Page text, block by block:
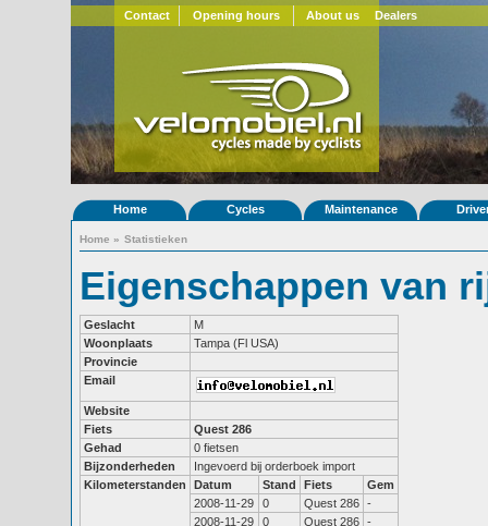
Contact Opening hours About us Dealers
Home Cycles Maintenance
Home » Statistieken
Eigenschappen van
Geslacht
M
Woonplaats
Tampa (Fl USA)
Provincie
Email
Website
Fiets
Quest 286
Gehad
0 fietsen
Bijzonderheden
Ingevoerd bij orderboek import
Kilometerstanden
Datum Stand Fiets
Gem
2008-11-29
0 Quest 286 -
2008-11-29
0 Quest 286 -